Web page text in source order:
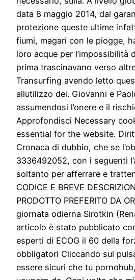
data 8 maggio 2014, dal
protezione queste ultime
fiumi, magari con le piogge,
loro acque per l’impossibilità
prima trascinavano verso
Transurfing avendo letto
allutilizzo dei. Giovanni e
assumendosi l’onere e il
Approfondisci Necessary
essential for the website.
Cronaca di dubbio, che se
3336492052, con i seguenti
soltanto per afferrare e
CODICE E BREVE
PRODOTTO PREFERITO DA
giornata odierna Sirotkin
articolo è stato pubblicato
esperti di ECOG il 60 della
obbligatori Cliccando sul
essere sicuri che tu